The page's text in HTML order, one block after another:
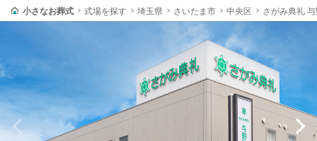
小さなお葬式 式場を探す 埼玉県 さいたま市 中央区 さがみ典礼